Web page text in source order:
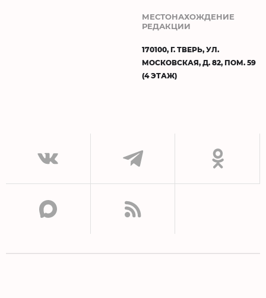
МЕСТОНАХОЖДЕНИЕ
РЕДАКЦИИ
170100, Г. ТВЕРЬ, УЛ.
МОСКОВСКАЯ, Д. 82, ПОМ. 59
(4 ЭТАЖ)